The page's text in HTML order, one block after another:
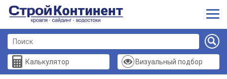
Калькулятор Визуальный подбор